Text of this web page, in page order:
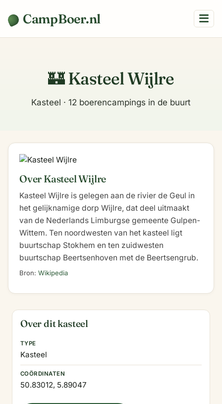
CampBoer.nl
🏰 Kasteel Wijlre
Kasteel · 12 boerencampings in de buurt
Over Kasteel Wijlre
Kasteel Wijlre is gelegen aan de rivier de Geul in
het gelijknamige dorp Wijlre, dat deel uitmaakt
van de Nederlands Limburgse gemeente Gulpen-
Wittem. Ten noordwesten van het kasteel ligt
buurtschap Stokhem en ten zuidwesten
buurtschap Beertsenhoven met de Beertsengrub.
Bron: Wikipedia
Over dit kasteel
TYPE
Kasteel
COÖRDINATEN
50.83012, 5.89047